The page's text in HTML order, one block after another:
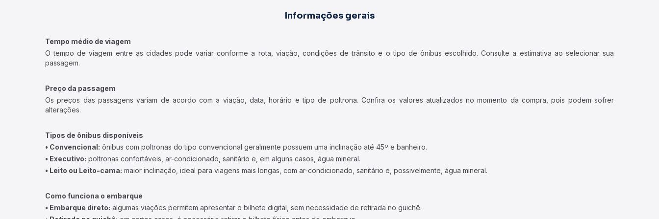
Informações gerais
Tempo médio de viagem
O tempo de viagem entre as cidades pode variar conforme a rota, viação, condições de trânsito e o tipo de ônibus escolhido. Consulte a estimativa ao selecionar sua
passagem.
Preço da passagem
Os preços das passagens variam de acordo com a viação, data, horário e tipo de poltrona. Confira os valores atualizados no momento da compra, pois podem sofrer
alterações.
Tipos de ônibus disponíveis
• Convencional: ônibus com poltronas do tipo convencional geralmente possuem uma inclinação até 45º e banheiro.
• Executivo: poltronas confortáveis, ar-condicionado, sanitário e, em alguns casos, água mineral.
• Leito ou Leito-cama: maior inclinação, ideal para viagens mais longas, com ar-condicionado, sanitário e, possivelmente, água mineral.
Como funciona o embarque
• Embarque direto: algumas viações permitem apresentar o bilhete digital, sem necessidade de retirada no guichê.